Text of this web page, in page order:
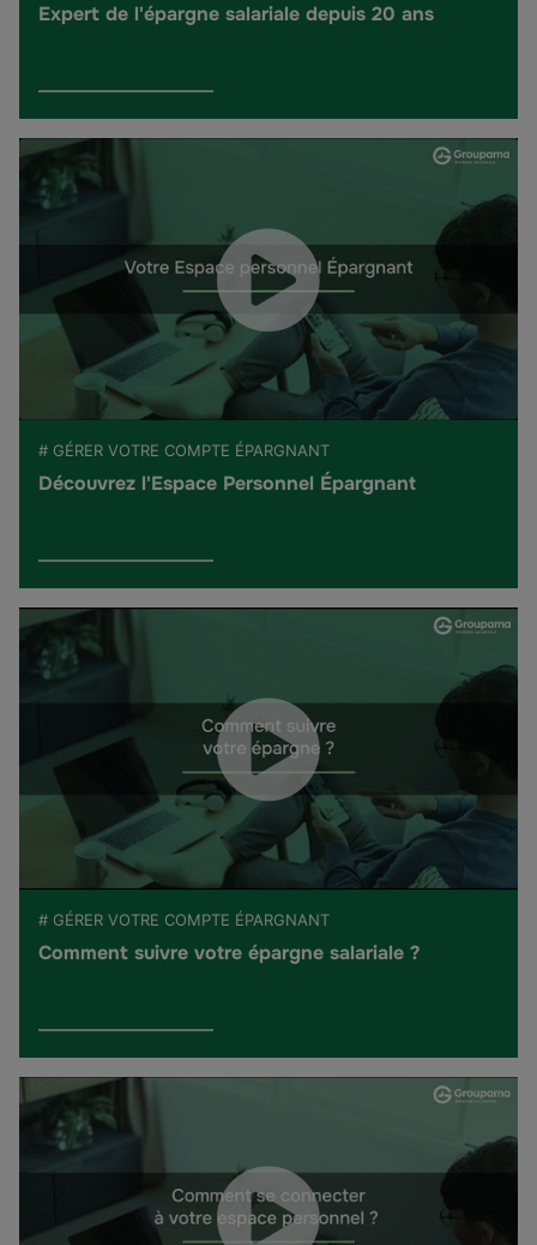
Expert de l'épargne salariale depuis 20 ans
# GÉRER VOTRE COMPTE ÉPARGNANT
Découvrez l'Espace Personnel Épargnant
# GÉRER VOTRE COMPTE ÉPARGNANT
Comment suivre votre épargne salariale ?